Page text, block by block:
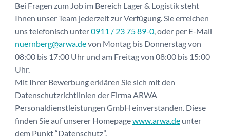
Bei Fragen zum Job im Bereich Lager & Logistik steht
Ihnen unser Team jederzeit zur Verfügung. Sie erreichen
uns telefonisch unter0911 / 23 75 89-0, oder per E-Mail
nuernberg@arwa.devon Montag bis Donnerstag von
08:00 bis 17:00 Uhr und am Freitag von 08:00 bis 15:00
Uhr.
Mit Ihrer Bewerbung erklären Sie sich mit den
Datenschutzrichtlinien der Firma ARWA
Personaldienstleistungen GmbH einverstanden. Diese
finden Sie auf unserer Homepagewww.arwa.de unter
dem Punkt “Datenschutz”.